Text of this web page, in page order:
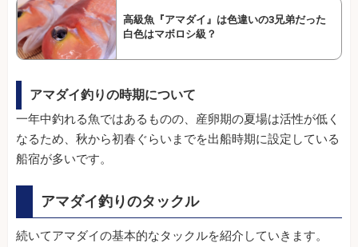
高級魚『アマダイ』は色違いの3兄弟だった
白色はマボロシ級？
アマダイ釣りの時期について
一年中釣れる魚ではあるものの、産卵期の夏場は活性が低く
なるため、秋から初春ぐらいまでを出船時期に設定している
船宿が多いです。
アマダイ釣りのタックル
続いてアマダイの基本的なタックルを紹介していきます。